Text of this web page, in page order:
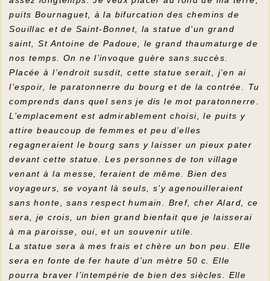
puits Bournaguet, à la bifurcation des chemins de
Souillac et de Saint-Bonnet, la statue d’un grand
saint, St Antoine de Padoue, le grand thaumaturge de
nos temps. On ne l’invoque guère sans succès.
Placée à l’endroit susdit, cette statue serait, j’en ai
l’espoir, le paratonnerre du bourg et de la contrée. Tu
comprends dans quel sens je dis le mot paratonnerre.
L’emplacement est admirablement choisi, le puits y
attire beaucoup de femmes et peu d’elles
regagneraient le bourg sans y laisser un pieux pater
devant cette statue. Les personnes de ton village
venant à la messe, feraient de même. Bien des
voyageurs, se voyant là seuls, s’y agenouilleraient
sans honte, sans respect humain. Bref, cher Alard, ce
sera, je crois, un bien grand bienfait que je laisserai
à ma paroisse, oui, et un souvenir utile.
La statue sera à mes frais et chère un bon peu. Elle
sera en fonte de fer haute d’un mètre 50 c. Elle
pourra braver l’intempérie de bien des siècles. Elle